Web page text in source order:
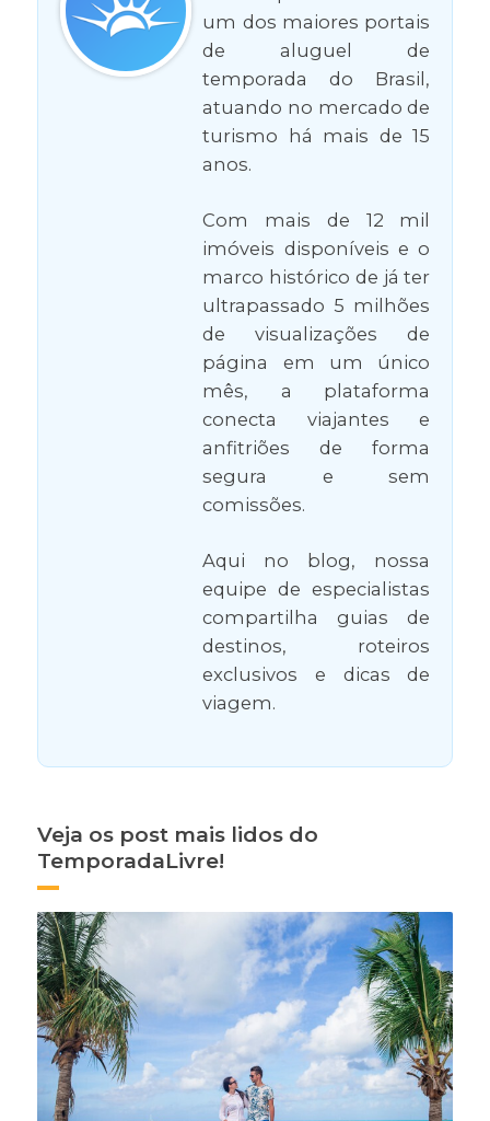
um dos maiores portais
de aluguel de
temporada do Brasil,
atuando no mercado de
turismo há mais de 15
anos.
Com mais de 12 mil
imóveis disponíveis e o
marco histórico de já ter
ultrapassado 5 milhões
de visualizações de
página em um único
mês, a plataforma
conecta viajantes e
anfitriões de forma
segura e sem
comissões.
Aqui no blog, nossa
equipe de especialistas
compartilha guias de
destinos, roteiros
exclusivos e dicas de
viagem.
Veja os post mais lidos do
TemporadaLivre!